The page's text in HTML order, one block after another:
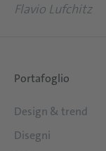
Flavio Lufchitz
Portafoglio
Design & trend
Disegni